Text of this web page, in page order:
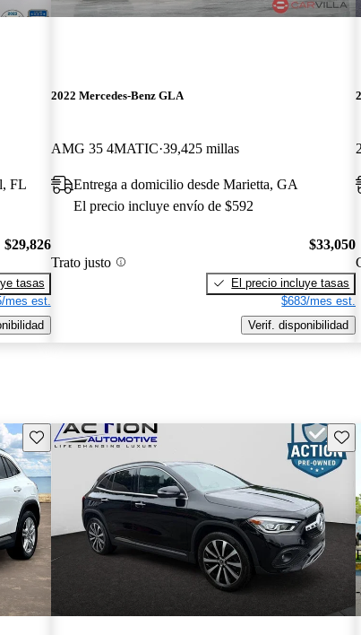
FL
$29,826
tasas
mes est.
2022 Mercedes-Benz GLA
AMG 35 4MATIC 39,425 millas
Entrega a domicilio desde Marietta, GA
El precio incluye envío de $592
Trato justo
$33,050
El precio incluye tasas
$683/mes est.
Verif. disponibilidad
Guarda este Aviso